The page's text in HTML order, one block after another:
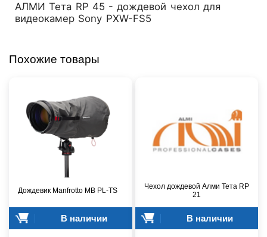
АЛМИ Тета RP 45 - дождевой чехол для
видеокамер Sony PХW-FS5
Похожие товары
Дождевик Manfrotto MB PL-TS
В наличии
Чехол дождевой Алми Тета RP
21
В наличии